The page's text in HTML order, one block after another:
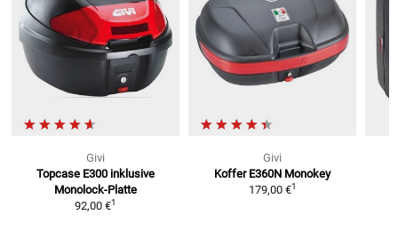
Givi
Topcase E300 inklusive
Monolock-Platte
92,00 €1
Givi
Koffer E360N Monokey
179,00 €1